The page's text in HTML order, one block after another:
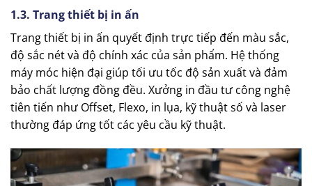
1.3. Trang thiết bị in ấn
Trang thiết bị in ấn quyết định trực tiếp đến màu sắc,
độ sắc nét và độ chính xác của sản phẩm. Hệ thống
máy móc hiện đại giúp tối ưu tốc độ sản xuất và đảm
bảo chất lượng đồng đều. Xưởng in đầu tư công nghệ
tiên tiến như Offset, Flexo, in lụa, kỹ thuật số và laser
thường đáp ứng tốt các yêu cầu kỹ thuật.